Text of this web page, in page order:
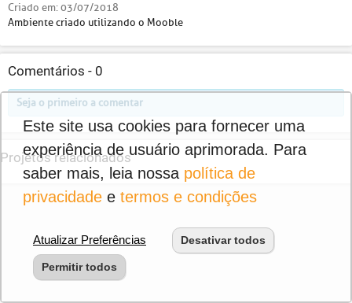
Criado em:03/07/2018
Ambiente criado utilizando o Mooble
Comentários - 0
Seja o primeiro a comentar
Projetos relacionados
Este site usa cookies para fornecer uma
experiência de usuário aprimorada. Para
saber mais, leia nossa política de
privacidadee termos e condições
Atualizar Preferências Desativar todos
Permitir todos